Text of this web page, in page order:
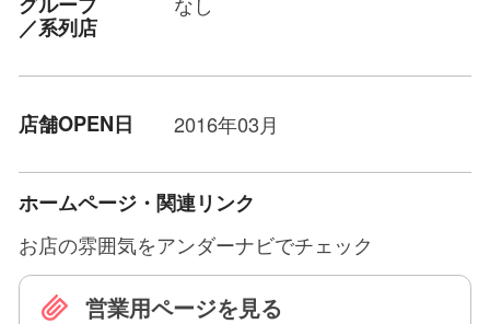
／系列店
店舗OPEN日 2016年03月
ホームページ・関連リンク
お店の雰囲気をアンダーナビでチェック
営業用ページを見る